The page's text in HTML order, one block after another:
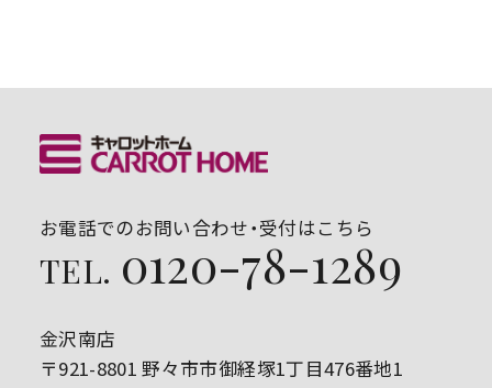
お電話でのお問い合わせ・受付はこちら
TEL. 0120-78-1289
金沢南店
〒921-8801 野々市市御経塚1丁目476番地1